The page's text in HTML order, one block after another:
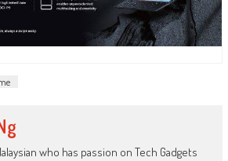
who has passion on Tech Gadgets